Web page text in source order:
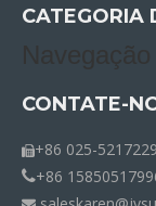
CATEGORIA
CONTATE-
+86 025-
+86